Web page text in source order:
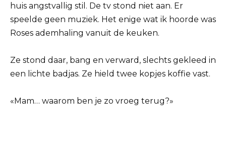
huis angstvallig stil. De tv stond niet aan. Er
speelde geen muziek. Het enige wat ik hoorde was
Roses ademhaling vanuit de keuken.
Ze stond daar, bang en verward, slechts gekleed in
een lichte badjas. Ze hield twee kopjes koffie vast.
«Mam… waarom ben je zo vroeg terug?»